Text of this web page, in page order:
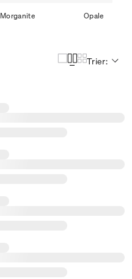
Morganite Opale
Trier: